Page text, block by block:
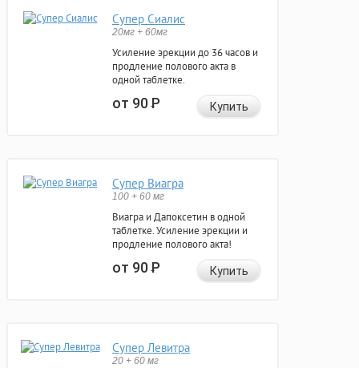
Супер Сиалис
20мг + 60мг
Усиление эрекции до 36 часов и
продление полового акта в
одной таблетке.
от 90Р Купить
Супер Виагра
100 + 60 мг
Виагра и Дапоксетин в одной
таблетке. Усиление эрекции и
продление полового акта!
от 90Р Купить
Супер Левитра
20 + 60 мг